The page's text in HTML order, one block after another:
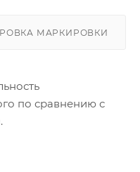
МАРКИРОВКИ
по сравнению с